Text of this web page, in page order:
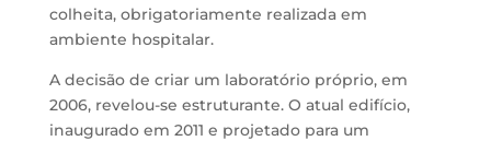
colheita, obrigatoriamente realizada em
ambiente hospitalar.
A decisão de criar um laboratório próprio, em
2006, revelou-se estruturante. O atual edifício,
inaugurado em 2011 e projetado para um